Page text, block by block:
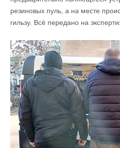
резиновых пуль, а на месте
гильзу. Всё передано на